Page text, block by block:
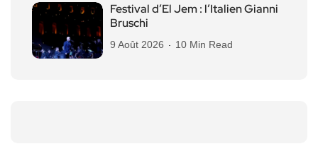
Festival d’El Jem : l’Italien Gianni
Bruschi
9 Août 2026 10 Min Read